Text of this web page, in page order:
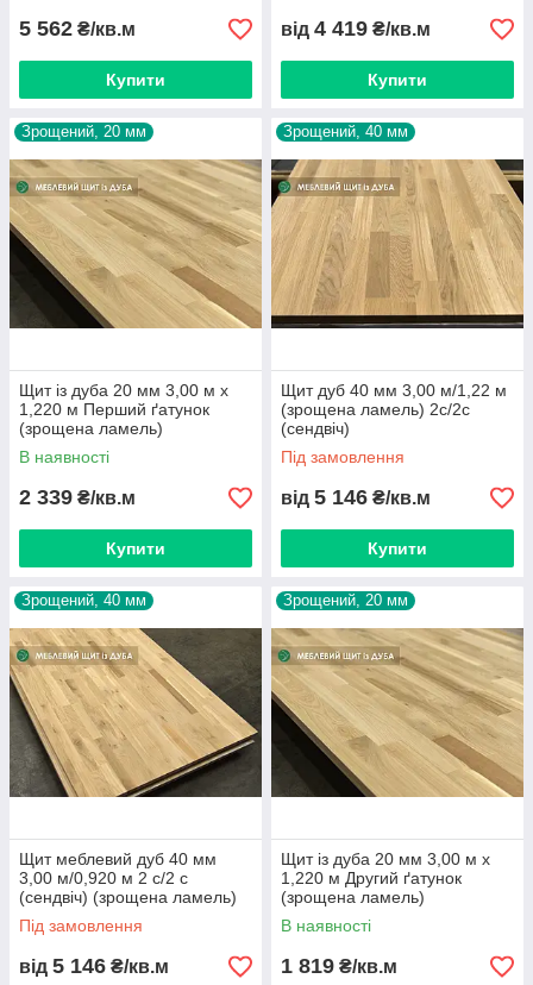
5 562 ₴/кв.м
Купити
від 4 419 ₴/кв.м
Купити
Зрощений, 20 мм
Щит із дуба 20 мм 3,00 м х
1,220 м Перший ґатунок
(зрощена ламель)
В наявності
2 339 ₴/кв.м
Купити
Зрощений, 40 мм
Щит дуб 40 мм 3,00 м/1,22 м
(зрощена ламель) 2с/2с
(сендвіч)
Під замовлення
від 5 146 ₴/кв.м
Купити
Зрощений, 40 мм
Щит меблевий дуб 40 мм
3,00 м/0,920 м 2 с/2 с
(сендвіч) (зрощена ламель)
Під замовлення
від 5 146 ₴/кв.м
Зрощений, 20 мм
Щит із дуба 20 мм 3,00 м х
1,220 м Другий ґатунок
(зрощена ламель)
В наявності
1 819 ₴/кв.м